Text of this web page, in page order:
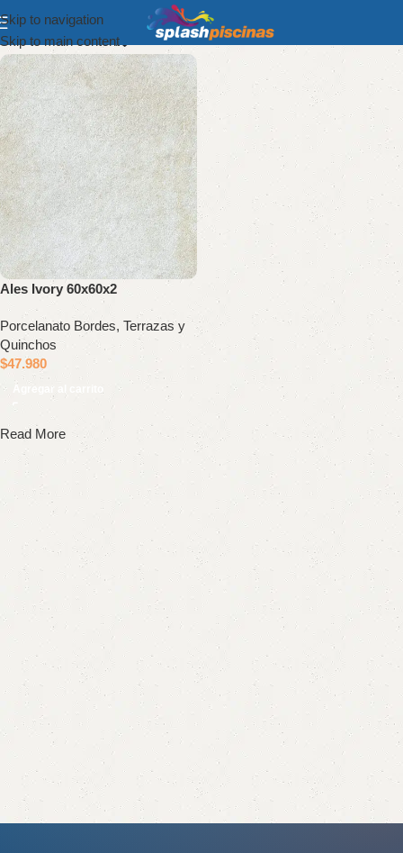
Skip to navigation
Skip to main content
Show column
Ales Ivory 60x60x2
Porcelanato Bordes, Terrazas y
Quinchos
$47.980
Agregar al carrito
Read More